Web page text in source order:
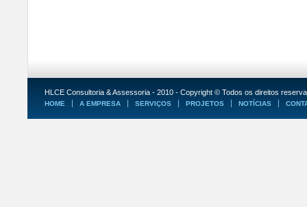
HLCE Consultoria & Assessoria - 2010 - Copyright © Todos os direitos
HOME A EMPRESA SERVIÇOS PROJETOS NOTÍCIAS